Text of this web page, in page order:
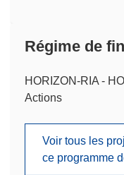
Régime de
HORIZON-RIA -
Actions
Voir tous les
ce programme